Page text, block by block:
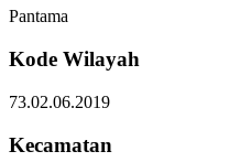
Pantama
Kode Wilayah
73.02.06.2019
Kecamatan